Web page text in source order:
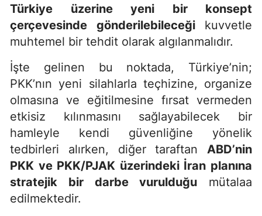
Türkiye üzerine yeni bir konsept
çerçevesinde gönderilebileceğikuvvetle
muhtemel bir tehdit olarak algılanmalıdır.
İşte gelinen bu noktada, Türkiye’nin;
PKK’nın yeni silahlarla teçhizine, organize
olmasına ve eğitilmesine fırsat vermeden
etkisiz kılınmasını sağlayabilecek bir
hamleyle kendi güvenliğine yönelik
tedbirleri alırken, diğer taraftan ABD’nin
PKK ve PKK/PJAK üzerindeki İran planına
stratejik bir darbe vurulduğu mütalaa
edilmektedir.